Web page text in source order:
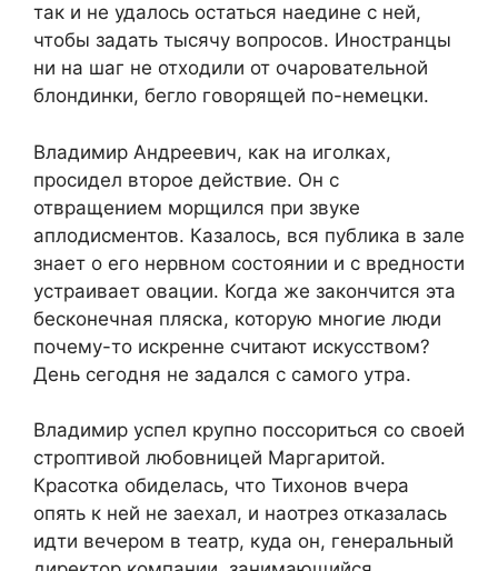
так и не удалось остаться наедине с ней,
чтобы задать тысячу вопросов. Иностранцы
ни на шаг не отходили от очаровательной
блондинки, бегло говорящей по-немецки.
Владимир Андреевич, как на иголках,
просидел второе действие. Он с
отвращением морщился при звуке
аплодисментов. Казалось, вся публика в зале
знает о его нервном состоянии и с вредности
устраивает овации. Когда же закончится эта
бесконечная пляска, которую многие люди
почему-то искренне считают искусством?
День сегодня не задался с самого утра.
Владимир успел крупно поссориться со своей
строптивой любовницей Маргаритой.
Красотка обиделась, что Тихонов вчера
опять к ней не заехал, и наотрез отказалась
идти вечером в театр, куда он, генеральный